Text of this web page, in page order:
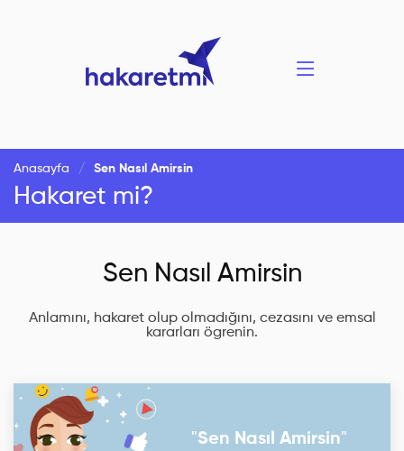
Anasayfa Sen Nasıl Amirsin
Hakaret mi?
Sen Nasıl Amirsin
Anlamını, hakaret olup olmadığını, cezasını ve emsal
kararları ögrenin.
"Sen Nasıl Amirsin"